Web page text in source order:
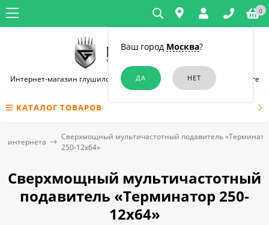
Ваш город Москва?
0
Интернет-магазин глушилок связи и диктофонов в Санкт-Петербурге
КАТАЛОГ ТОВАРОВ
интернета
Сверхмощный мультичастотный подавитель
250-12х64»
Сверхмощный мультичастотный
подавитель «Терминатор 250-
12х64»